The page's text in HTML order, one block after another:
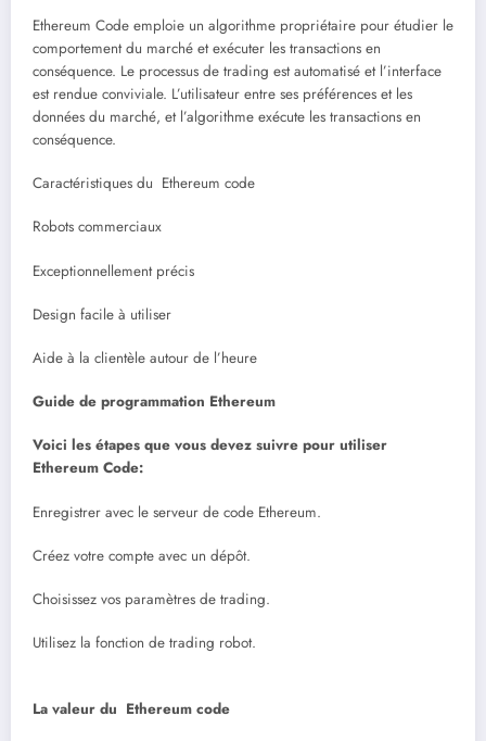
Ethereum Code emploie un algorithme propriétaire pour étudier le
comportement du marché et exécuter les transactions en
conséquence. Le processus de trading est automatisé et l’interface
est rendue conviviale. L’utilisateur entre ses préférences et les
données du marché, et l’algorithme exécute les transactions en
conséquence.
Caractéristiques du Ethereum code
Robots commerciaux
Exceptionnellement précis
Design facile à utiliser
Aide à la clientèle autour de l’heure
Guide de programmation Ethereum
Voici les étapes que vous devez suivre pour utiliser
Ethereum Code:
Enregistrer avec le serveur de code Ethereum.
Créez votre compte avec un dépôt.
Choisissez vos paramètres de trading.
Utilisez la fonction de trading robot.
La valeur du Ethereum code